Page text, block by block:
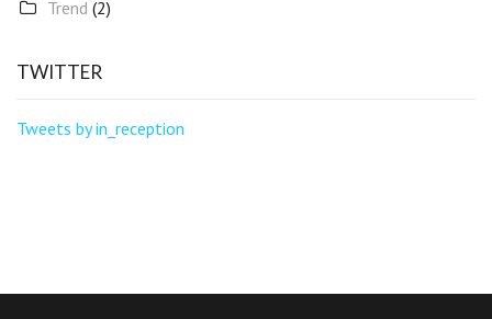
Trend (2)
TWITTER
Tweets by in_reception